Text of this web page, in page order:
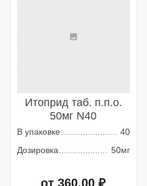
Итоприд таб. п.п.о.
50мг N40
В упаковке
40
Дозировка
50мг
от 360,00 ₽